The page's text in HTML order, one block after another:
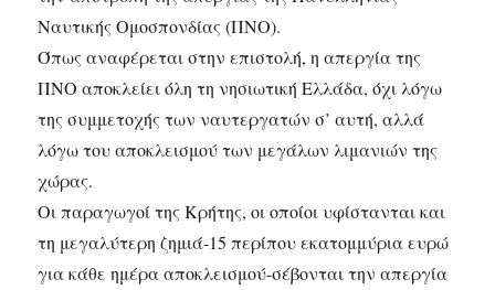
Ναυτικής Ομοσπονδίας (ΠΝΟ).
Όπως αναφέρεται στην επιστολή, η απεργία της
ΠΝΟ αποκλείει όλη τη νησιωτική Ελλάδα, όχι λόγω
της συμμετοχής των ναυτεργατών σ’ αυτή, αλλά
λόγω του αποκλεισμού των μεγάλων λιμανιών της
χώρας.
Οι παραγωγοί της Κρήτης, οι οποίοι υφίστανται και
τη μεγαλύτερη ζημιά-15 περίπου εκατομμύρια ευρώ
για κάθε ημέρα αποκλεισμού-σέβονται την απεργία